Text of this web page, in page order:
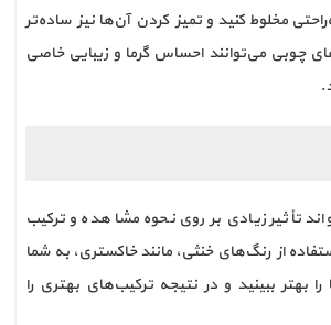
مخلوط کنید و تمیز کردن آن‌ها نیز ساده‌تر
چوبی می‌توانند احساس گرما و زیبایی خاصی
تأثیر زیادی بر روی نحوه مشاهده و ترکیب
از رنگ‌های خنثی، مانند خاکستری، به شما
بهتر ببینید و در نتیجه ترکیب‌های بهتری را